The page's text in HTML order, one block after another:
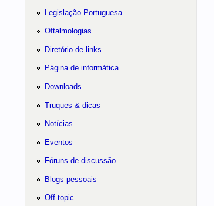
Legislação Portuguesa
Oftalmologias
Diretório de links
Página de informática
Downloads
Truques & dicas
Notícias
Eventos
Fóruns de discussão
Blogs pessoais
Off-topic